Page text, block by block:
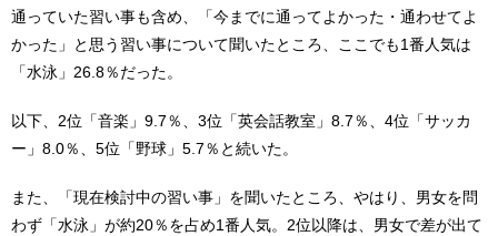
通っていた習い事も含め、「今までに通ってよかった・通わせてよ
かった」と思う習い事について聞いたところ、ここでも1番人気は
「水泳」26.8％だった。
以下、2位「音楽」9.7％、3位「英会話教室」8.7％、4位「サッカ
ー」8.0％、5位「野球」5.7％と続いた。
また、「現在検討中の習い事」を聞いたところ、やはり、男女を問
わず「水泳」が約20％を占め1番人気。2位以降は、男女で差が出て